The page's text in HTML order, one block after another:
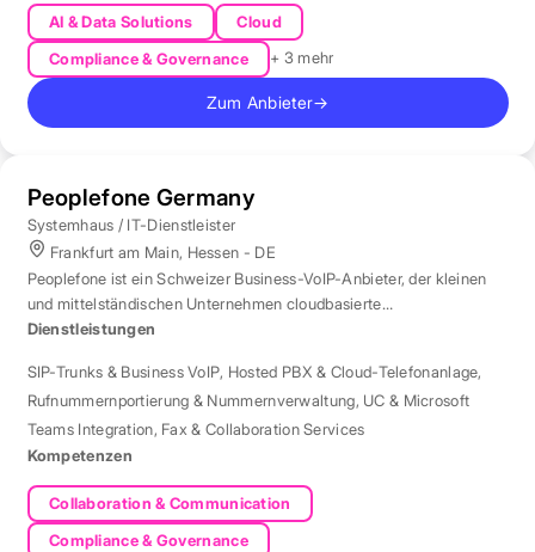
AI & Data Solutions
Cloud
Compliance & Governance
+ 3 mehr
Zum Anbieter→
Peoplefone Germany
Systemhaus / IT-Dienstleister
Frankfurt am Main, Hessen - DE
Peoplefone ist ein Schweizer Business-VoIP-Anbieter, der kleinen
und mittelständischen Unternehmen cloudbasierte
Telefonielösungen bietet.
Dienstleistungen
SIP-Trunks & Business VoIP, Hosted PBX & Cloud-Telefonanlage,
Rufnummernportierung & Nummernverwaltung, UC & Microsoft
Teams Integration, Fax & Collaboration Services
Kompetenzen
Collaboration & Communication
Compliance & Governance